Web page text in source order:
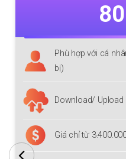
Phù hợp với cá
bị)
Download/ Upload
Giá chỉ từ